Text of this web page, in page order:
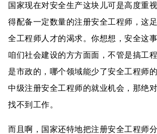
国家现在对安全生产这块儿可是高度重
得配备一定数量的注册安全工程师，这
全工程师人才的渴求。你想想，安全这
咱们社会建设的方方面面，不管是搞工
是市政的，哪个领域能少了安全工程师
中级注册安全工程师的就业机会，那绝
找不到工作。
而且啊，国家还特地把注册安全工程师